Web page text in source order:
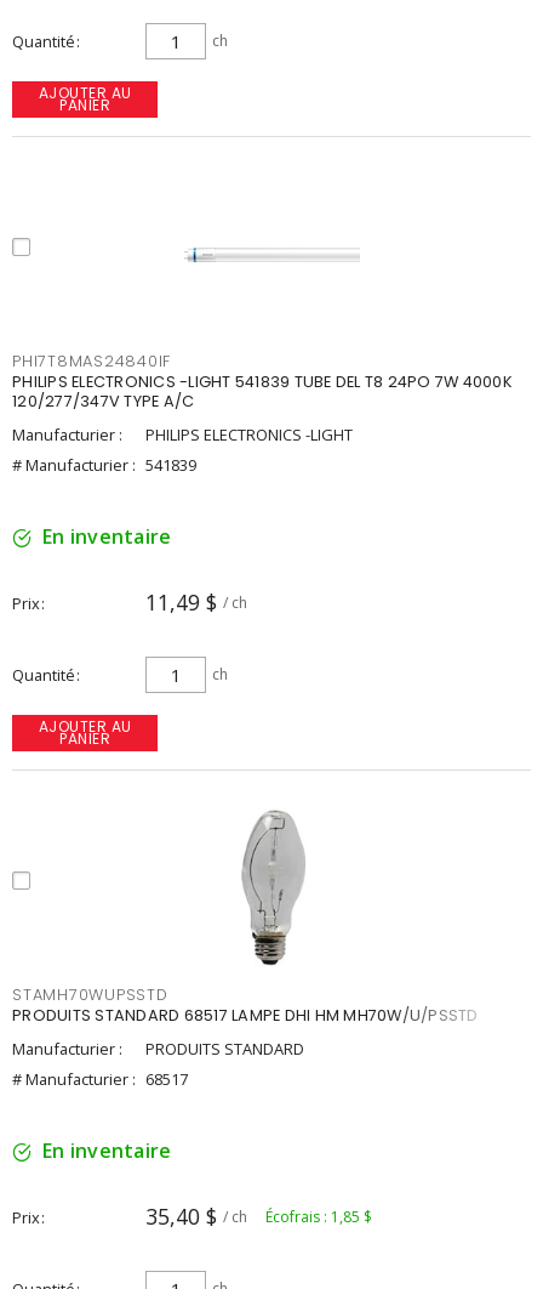
Quantité ch
AJOUTER AU
PANIER
PHI7T8MAS24840IF
PHILIPS ELECTRONICS -LIGHT 541839 TUBE DEL T8 24PO 7W 4000K
120/277/347V TYPE A/C
Manufacturier :
PHILIPS ELECTRONICS -LIGHT
# Manufacturier : 541839
En inventaire
Prix 11,49 $ / ch
Quantité ch
AJOUTER AU
PANIER
STAMH70WUPSSTD
PRODUITS STANDARD 68517 LAMPE DHI HM MH70W/U/PSSTD
Manufacturier :
PRODUITS STANDARD
# Manufacturier : 68517
En inventaire
Prix 35,40 $ / ch Écofrais : 1,85 $